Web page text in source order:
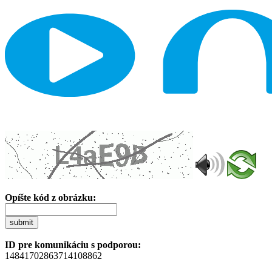
Opíšte kód z obrázku:
submit
ID pre komunikáciu s podporou:
14841702863714108862